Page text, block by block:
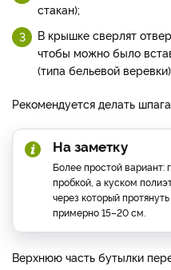
стакан);
В крышке сверлят
чтобы можно было
(типа бельевой
Рекомендуется делать
На заметку
Более простой вариант:
пробкой, а куском
через который
примерно 15–20 см.
Верхнюю часть бутылки